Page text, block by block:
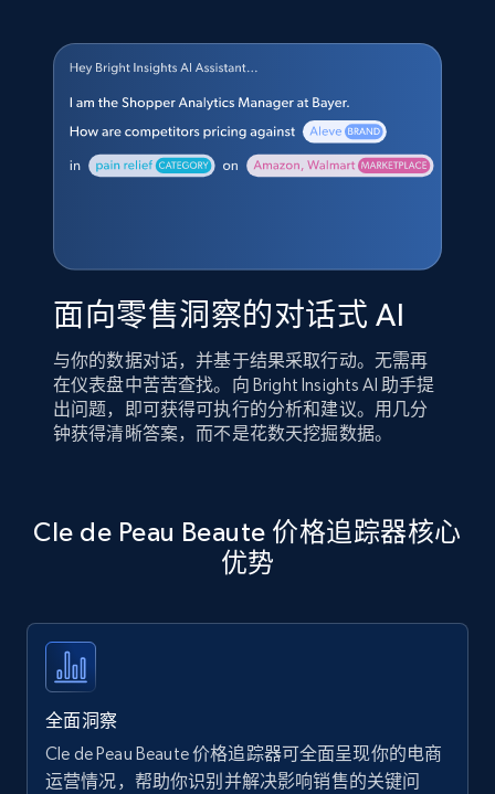
面向零售洞察的对话式 AI
与你的数据对话，并基于结果采取行动。无需再
在仪表盘中苦苦查找。向 Bright Insights AI 助手提
出问题，即可获得可执行的分析和建议。用几分
钟获得清晰答案，而不是花数天挖掘数据。
Cle de Peau Beaute 价格追踪器核心
优势
全面洞察
Cle de Peau Beaute 价格追踪器可全面呈现你的电商
运营情况，帮助你识别并解决影响销售的关键问